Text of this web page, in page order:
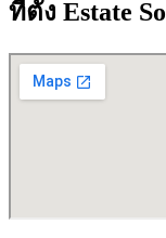
ที่ตั้ง Estate